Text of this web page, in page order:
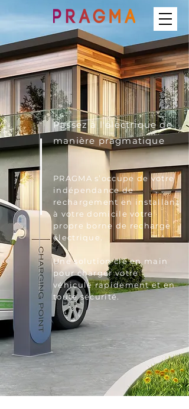
Passez à l'électrique de
manière pragmatique
PRAGMA s’occupe de votre
indépendance de
rechargement en installant
à votre domicile votre
propre borne de recharge
électrique.
Une solution clé en main
pour charger votre
véhicule rapidement et en
toute sécurité.